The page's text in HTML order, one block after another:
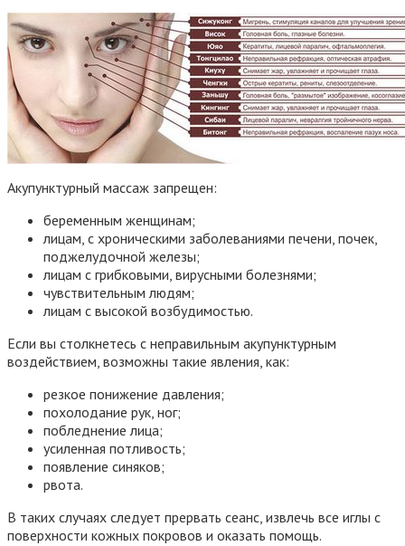
Акупунктурный массаж запрещен:
беременным женщинам;
лицам, с хроническими заболеваниями печени, почек,
поджелудочной железы;
лицам с грибковыми, вирусными болезнями;
чувствительным людям;
лицам с высокой возбудимостью.
Если вы столкнетесь с неправильным акупунктурным
воздействием, возможны такие явления, как:
резкое понижение давления;
похолодание рук, ног;
побледнение лица;
усиленная потливость;
появление синяков;
рвота.
В таких случаях следует прервать сеанс, извлечь все иглы с
поверхности кожных покровов и оказать помощь.